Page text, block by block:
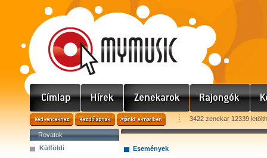
3422 zenekar 12339
Rovatok
Külföldi
Események